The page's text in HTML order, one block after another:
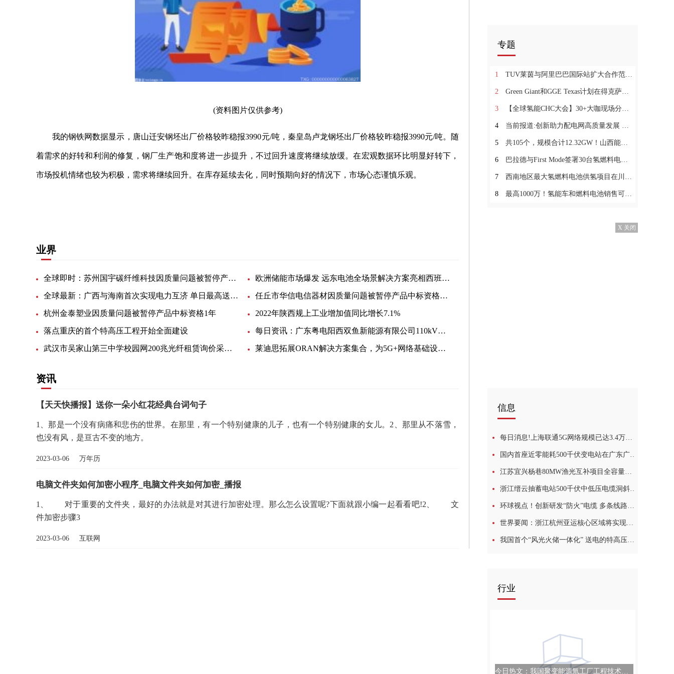
(资料图片仅供参考)
我的钢铁网数据显示，唐山迁安钢坯出厂价格较昨稳报3990元/吨，秦皇岛卢龙钢坯出厂价格较昨稳报3990元/吨。随
着需求的好转和利润的修复，钢厂生产饱和度将进一步提升，不过回升速度将继续放缓。在宏观数据环比明显好转下，
市场投机情绪也较为积极，需求将继续回升。在库存延续去化，同时预期向好的情况下，市场心态谨慎乐观。
业界
全球即时：苏州国宇碳纤维科技因质量问题被暂停产品中标资格6个月 欧洲储能市场爆发 远东电池全场景解决方案亮相西班牙Genera
全球最新：广西与海南首次实现电力互济 单日最高送电量达1200万千瓦时 任丘市华信电信器材因质量问题被暂停产品中标资格6个月:每日热门
杭州金泰塑业因质量问题被暂停产品中标资格1年 2022年陕西规上工业增加值同比增长7.1%
落点重庆的首个特高压工程开始全面建设 每日资讯：广东粤电阳西双鱼新能源有限公司110kV燕子岭站光伏区电缆桥架改造项目询价书询价公告
武汉市吴家山第三中学校园网200兆光纤租赁询价采购项目:世界新资讯 莱迪思拓展ORAN解决方案集合，为5G+网络基础设施带来精准的定时和安全同步支持-世界微资讯
资讯
【天天快播报】送你一朵小红花经典台词句子
1、那是一个没有病痛和悲伤的世界。在那里，有一个特别健康的儿子，也有一个特别健康的女儿。2、那里从不落雪，
也没有风，是亘古不变的地方。
2023-03-06 万年历
电脑文件夹如何加密小程序_电脑文件夹如何加密_播报
1、 对于重要的文件夹，最好的办法就是对其进行加密处理。那么怎么设置呢?下面就跟小编一起看看吧!2、 文
件加密步骤3
2023-03-06 互联网
专题
1 TUV莱茵与阿里巴巴国际站扩大合作范围 助力欧洲中小企业B2B贸易发展
2 Green Giant和GGE Texas计划在得克萨斯州建造锂离子回收工厂
3 【全球氢能CHC大会】30+大咖现场分享！CHC第四届氢能大会3月在杭启幕
4 当前报道:创新助力配电网高质量发展 施耐德电气亮相第六届配电技术高峰论坛
5 共105个，规模合计12.32GW！山西能源局发布新型储能第一批入库项目
6 巴拉德与First Mode签署30台氢燃料电池后续订单，将为非柴油矿卡提供动力:环球热议
7 西南地区最大氢燃料电池供氢项目在川维建成中交_环球速看
8 最高1000万！氢能车和燃料电池销售可申领 四川专项资金项目征集
X 关闭
信息
每日消息!上海联通5G网络规模已达3.4万站 争当千行百业首选数字伙伴
国内首座近零能耗500千伏变电站在广东广州建成投产
江苏宜兴杨巷80MW渔光互补项目全容量并网|新动态
浙江缙云抽蓄电站500千伏中低压电缆洞斜井贯通
环球视点！创新研发“防火”电缆 多条线路完成试点应用
世界要闻：浙江杭州亚运核心区域将实现电缆全覆盖
我国首个“风光火储一体化” 送电的特高压工程建设获核准|天天新资讯
行业
今日热文：我国聚变能源氚工厂工程技术取得重大进展